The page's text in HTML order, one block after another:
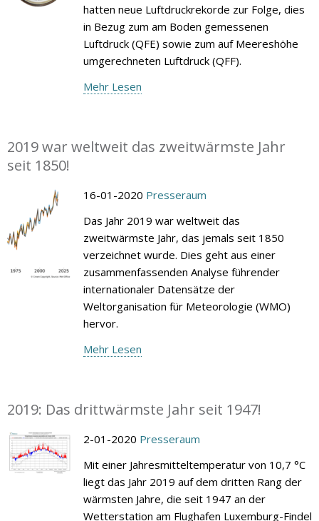
hatten neue Luftdruckrekorde zur Folge, dies
in Bezug zum am Boden gemessenen
Luftdruck (QFE) sowie zum auf Meereshöhe
umgerechneten Luftdruck (QFF).
Mehr Lesen
2019 war weltweit das zweitwärmste Jahr
seit 1850!
16-01-2020 Presseraum
Das Jahr 2019 war weltweit das
zweitwärmste Jahr, das jemals seit 1850
verzeichnet wurde. Dies geht aus einer
zusammenfassenden Analyse führender
internationaler Datensätze der
Weltorganisation für Meteorologie (WMO)
hervor.
Mehr Lesen
2019: Das drittwärmste Jahr seit 1947!
2-01-2020 Presseraum
Mit einer Jahresmitteltemperatur von 10,7 °C
liegt das Jahr 2019 auf dem dritten Rang der
wärmsten Jahre, die seit 1947 an der
Wetterstation am Flughafen Luxemburg-Findel